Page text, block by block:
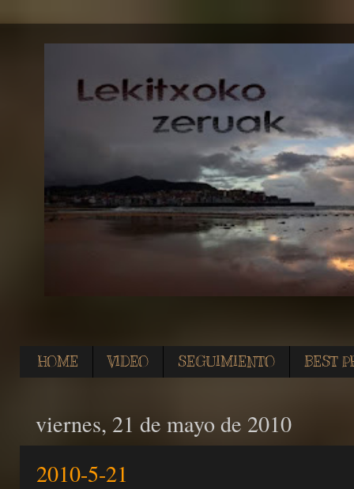
HOME VIDEO SEGUIMIENTO BEST
viernes, 21 de mayo de 2010
2010-5-21